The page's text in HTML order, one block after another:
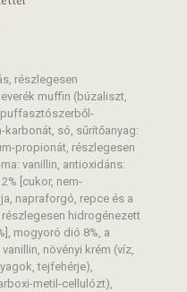
részlegesen
muffin (búzaliszt,
só, sűrítőanyag:
propionát, részlegesen
vanillin, antioxidáns:
[cukor, nem-
napraforgó, repce és a
hidrogénezett
mogyoró dió 8%, a
növényi krém (víz,
tejfehérje),
metil-cellulózt),